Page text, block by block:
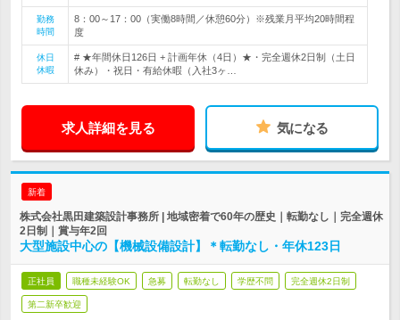
勤務
時間
8：00～17：00（実働8時間／休憩60分）※残業月平均20時間程
度
休日
休暇
# ★年間休日126日 + 計画年休（4日）★・完全週休2日制（土日
休み）・祝日・有給休暇（入社3ヶ…
求人詳細を見る 気になる
新着
株式会社黒田建築設計事務所 | 地域密着で60年の歴史｜転勤なし｜完全週休
2日制｜賞与年2回
大型施設中心の【機械設備設計】＊転勤なし・年休123日
正社員 職種未経験OK 急募 転勤なし 学歴不問 完全週休2日制
第二新卒歓迎